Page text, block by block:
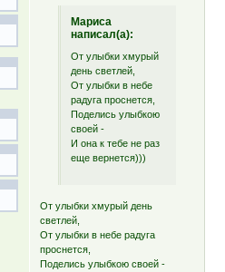
Мариса
написал(а):
От улыбки хмурый
день светлей,
От улыбки в небе
радуга проснется,
Поделись улыбкою
своей -
И она к тебе не раз
еще вернется)))
От улыбки хмурый день
светлей,
От улыбки в небе радуга
проснется,
Поделись улыбкою своей -